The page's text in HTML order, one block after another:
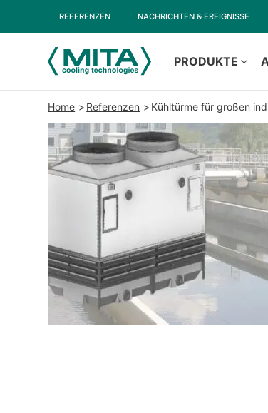
REFERENZEN NACHRICHTEN & EREIGNISSE
PRODUKTE
Home Referenzen Kühltürme für großen